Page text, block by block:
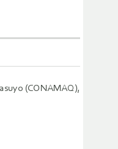
(CONAMAQ),